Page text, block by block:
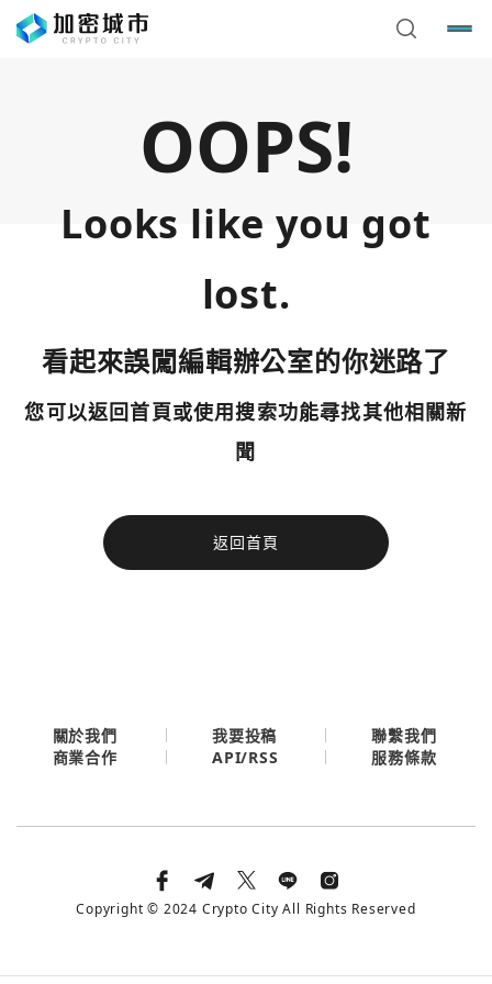
OOPS!
Looks like you got
lost.
看起來誤闖編輯辦公室的你迷路了
您可以返回首頁或使用搜索功能尋找其他相關新
聞
返回首頁
今日熱門
使用以下帳號繼續
您已閒置5分鐘，請點擊關閉按鈕或空白處，即可回到加密
今日熱門
關於我們 我要投稿
聯繫我們
商業合作
API/RSS 服務條款
Copyright © 2024 Crypto City All Rights Reserved